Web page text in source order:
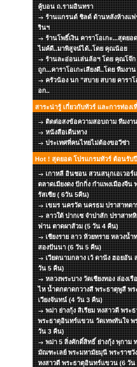
คู้บอน ถ.รามอินทรา
ร้านแกรนด์ ชิลด์ ด้านหลังห้างแ
รินฯ
ร้านโพธิ์เงิน คาราโอเกะ...สุดยอ
ไมค์ดี..มาพิสูจน์ได้..โดย คุณน้อย
ร้านละอ่อนเล่นล้อฯ โดย คุณโจ๊ก
ถูก...คาราโอเกะเสียงดี..โดย ทีมงา
ครัวน้อง นก "สบาย สบาย คารา
อก..
สาระน่ารู้ เกี่ยวกับทัวร์ และการท่องเ
ติดต่อสงข้อความสอบถาม ทีมงา
หนังสือเดืนทาง
ประเทศที่คนไทยไม่ต้องขอวีซ่า
Hot ! สุดยอด โปรแกรมทัวร์ ต้อนรับ
เกาหลี อินชอน สวนสนุกเอเวอร์
ตลาดเมียงดง ปักกิ่ง กำแพงเมืองจีน
รัสเซีย ( 6วัน 5คืน)
เขมร นครวัด นครธม ปราสาทต
ลาวใต้ ปากเซ จำปาสัก ปราสา
ฟาน ตาดผาส้วม (5 วัน 4 คืน)
เชียงราย ลาว ห้วยทราย หลวงน้
สองปันนา (6 วัน 5 คืน)
เวียดนามกลาง เว้ ดานัง ฮอยอัน
วัน 5 คืน)
หลวงพระบาง วัดเชียงทอง ล่องเ
ไห น้ำตกตาดกวางสี พระธาตุพูสี พร
เวียงจันทน์ (4 วัน 3 คืน)
พม่า ย่างกุ้ง สิเรียม หงสาวดี พระ
พระธาตุอินทร์แขวน วัดเทพทันใจ พ
วัน 3 คืน)
พม่า 5 สิ่งศักดิ์สิทธิ์ ย่างกุ้ง พุกาม ท
มัณฑะเลย์ พระมหามัยมุนี พระราชวั
หงสาวดี พระธาตุอินทร์แขวน (6 วั